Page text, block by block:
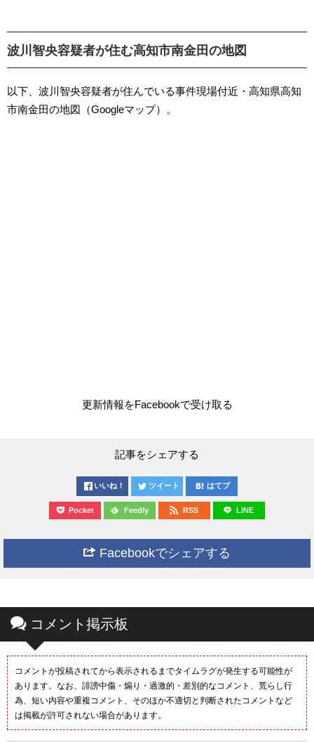
波川智央容疑者が住む高知市南金田の地図
以下、波川智央容疑者が住んでいる事件現場付近・高知県高知
市南金田の地図（Googleマップ）。
更新情報をFacebookで受け取る
記事をシェアする
いいね！ ツイート はてブ
Pocket Feedly RSS LINE
Facebookでシェアする
コメント掲示板
コメントが投稿されてから表示されるまでタイムラグが発生する可能性が
あります。なお、誹謗中傷・煽り・過激的・差別的なコメント、荒らし行
為、短い内容や重複コメント、そのほか不適切と判断されたコメントなど
は掲載が許可されない場合があります。